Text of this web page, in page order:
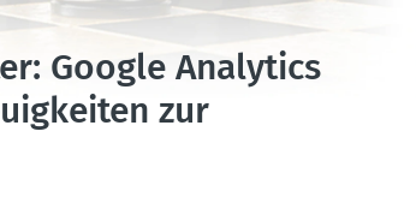
Google Analytics
zur